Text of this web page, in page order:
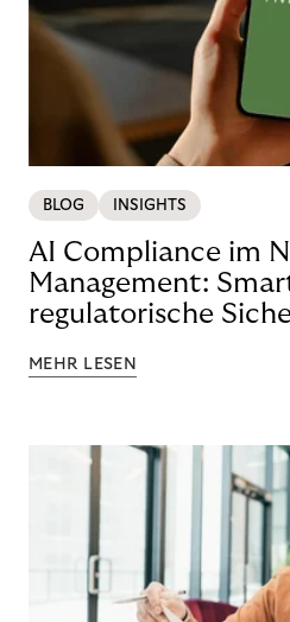
BLOG INSIGHTS
AI Compliance im
Management:
regulatorische
MEHR LESEN